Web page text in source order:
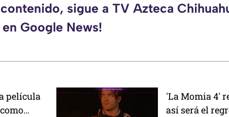
sigue a TV Azteca
en Google News!
película
'La Momia 4'
así será el